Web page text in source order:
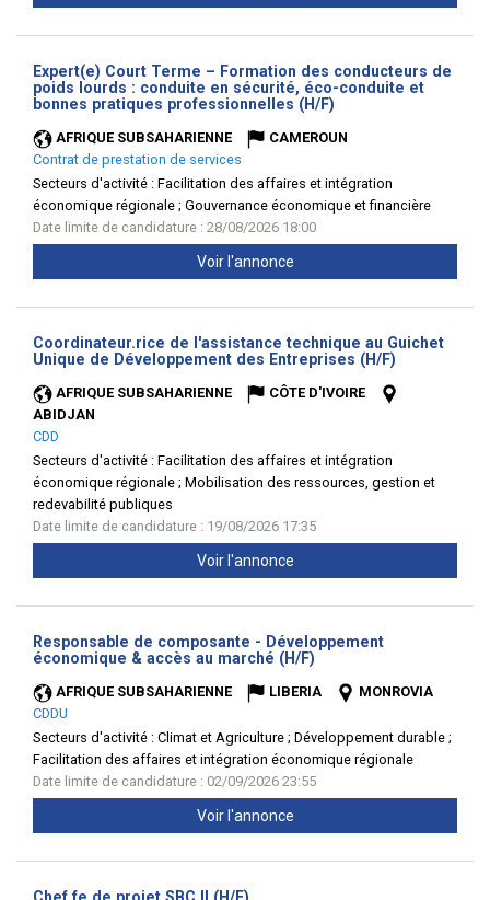
Expert(e) Court Terme – Formation des conducteurs de
poids lourds : conduite en sécurité, éco-conduite et
bonnes pratiques professionnelles (H/F)
AFRIQUE SUBSAHARIENNE
CAMEROUN
Contrat de prestation de services
Secteurs d'activité : Facilitation des affaires et intégration
économique régionale ; Gouvernance économique et financière
Date limite de candidature : 28/08/2026 18:00
Voir l'annonce
Coordinateur.rice de l'assistance technique au Guichet
Unique de Développement des Entreprises (H/F)
AFRIQUE SUBSAHARIENNE
CÔTE D'IVOIRE
ABIDJAN
CDD
Secteurs d'activité : Facilitation des affaires et intégration
économique régionale ; Mobilisation des ressources, gestion et
redevabilité publiques
Date limite de candidature : 19/08/2026 17:35
Voir l'annonce
Responsable de composante - Développement
économique & accès au marché (H/F)
AFRIQUE SUBSAHARIENNE LIBERIA
MONROVIA
CDDU
Secteurs d'activité : Climat et Agriculture ; Développement durable ;
Facilitation des affaires et intégration économique régionale
Date limite de candidature : 02/09/2026 23:55
Voir l'annonce